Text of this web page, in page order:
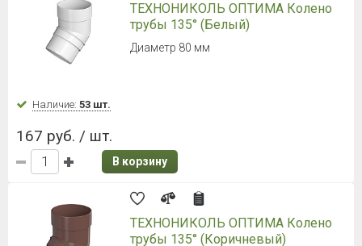
ТЕХНОНИКОЛЬ ОПТИМА Колено
трубы 135° (Белый)
Диаметр 80 мм
Наличие: 53 шт.
167 руб. / шт.
В корзину
ТЕХНОНИКОЛЬ ОПТИМА Колено
трубы 135° (Коричневый)